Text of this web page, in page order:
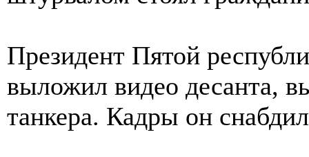
Президент Пятой
выложил видео десанта,
танкера. Кадры он